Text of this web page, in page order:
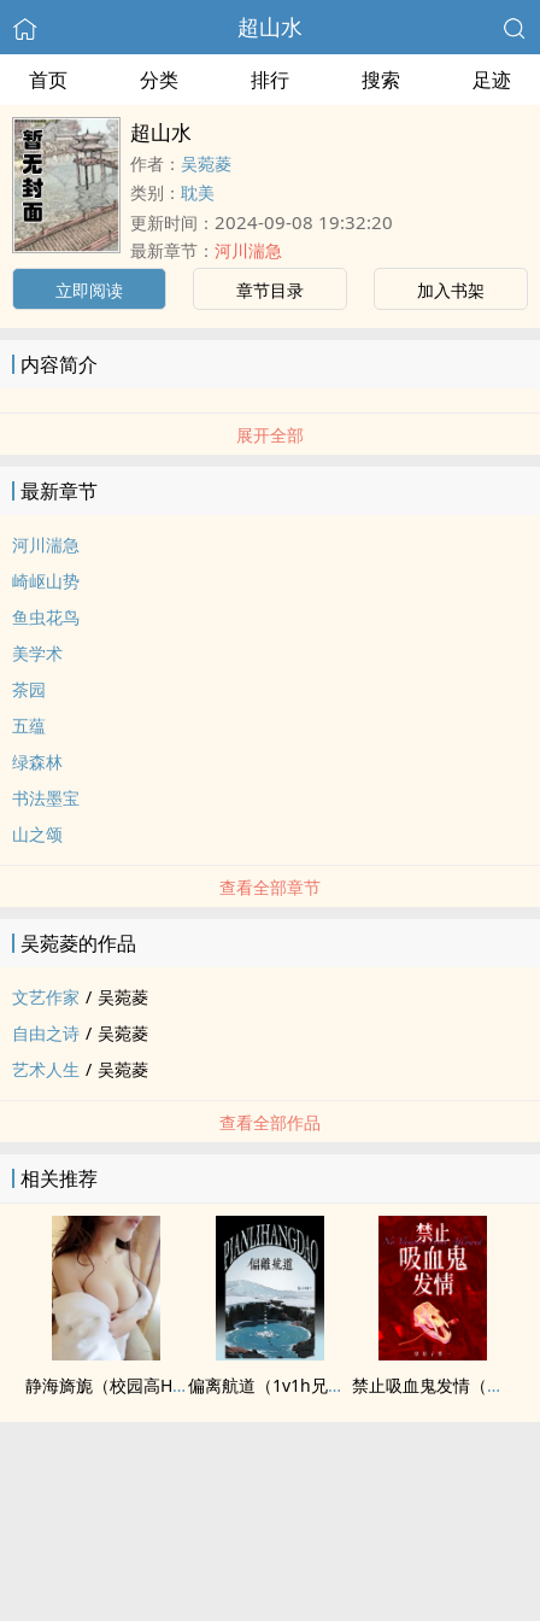
超山水
首页 分类 排行 搜索 足迹
超山水
作者： 吴菀菱
类别： 耽美
更新时间： 2024-09-08 19:32:20
最新章节： 河川湍急
立即阅读
章节目录 加入书架
内容简介
展开全部
最新章节
河川湍急
崎岖山势
鱼虫花鸟
美学术
茶园
五蕴
绿森林
书法墨宝
山之颂
查看全部章节
吴菀菱的作品
文艺作家 / 吴菀菱
自由之诗 / 吴菀菱
艺术人生 / 吴菀菱
查看全部作品
相关推荐
静海旖旎（校园高H） 偏离航道（1v1h兄妹骨科bg） 禁止吸血鬼发情（姐狗高H 1v1）